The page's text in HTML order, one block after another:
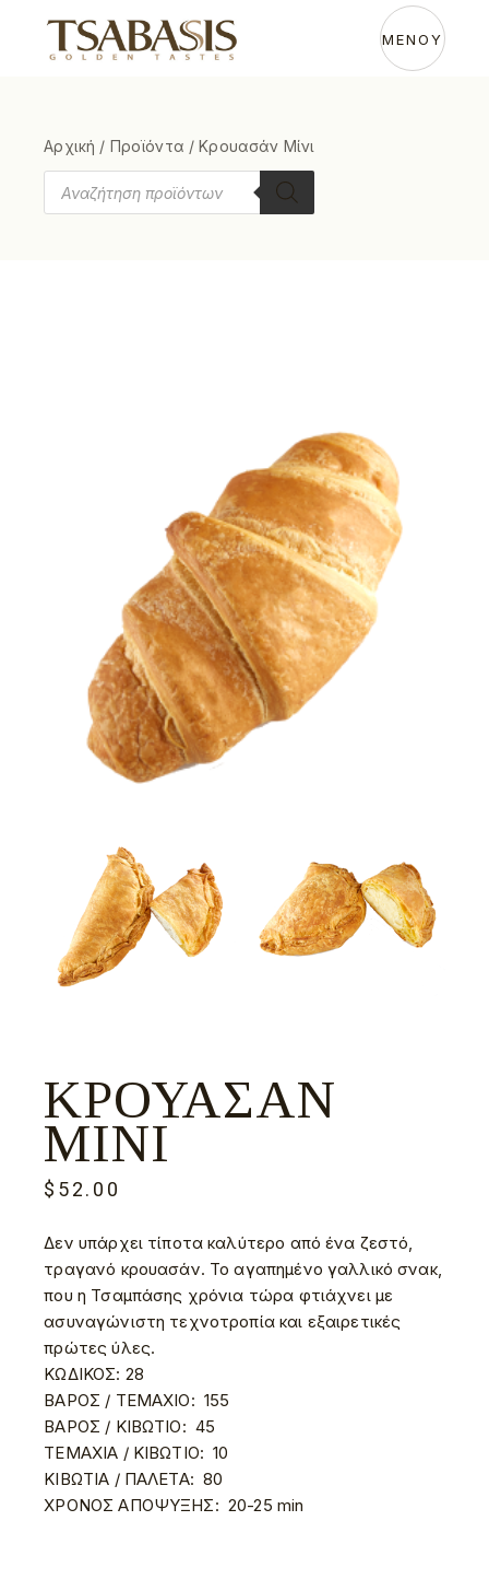
ΜΕΝΟΥ
Αρχική / Προϊόντα /Κρουασάν Μίνι
ΚΡΟΥΑΣΆΝ
ΜΊΝΙ
$52.00
Δεν υπάρχει τίποτα καλύτερο από ένα ζεστό,
τραγανό κρουασάν. Το αγαπημένο γαλλικό σνακ,
που η Τσαμπάσης χρόνια τώρα φτιάχνει με
ασυναγώνιστη τεχνοτροπία και εξαιρετικές
πρώτες ύλες.
ΚΩΔΙΚΟΣ: 28
ΒΑΡΟΣ / ΤΕΜΑΧΙΟ:155
ΒΑΡΟΣ / ΚΙΒΩΤΙΟ:45
ΤΕΜΑΧΙΑ / ΚΙΒΩΤΙΟ:10
ΚΙΒΩΤΙΑ / ΠΑΛΕΤΑ:80
ΧΡΟΝΟΣ ΑΠΟΨΥΞΗΣ:20-25 min